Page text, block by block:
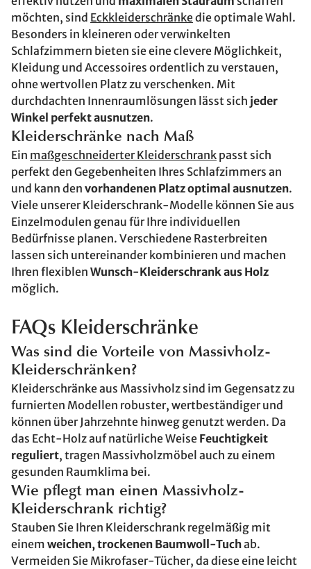
möchten, sind Eckkleiderschränkedie optimale Wahl.
Besonders in kleineren oder verwinkelten
Schlafzimmern bieten sie eine clevere Möglichkeit,
Kleidung und Accessoires ordentlich zu verstauen,
ohne wertvollen Platz zu verschenken. Mit
durchdachten Innenraumlösungen lässt sich jeder
Winkel perfekt ausnutzen.
Kleiderschränke nach Maß
Ein maßgeschneiderter Kleiderschrank passt sich
perfekt den Gegebenheiten Ihres Schlafzimmers an
und kann den vorhandenen Platz optimal ausnutzen.
Viele unserer Kleiderschrank-Modelle können Sie aus
Einzelmodulen genau für Ihre individuellen
Bedürfnisse planen. Verschiedene Rasterbreiten
lassen sich untereinander kombinieren und machen
Ihren flexiblen Wunsch-Kleiderschrank aus Holz
möglich.
FAQs Kleiderschränke
Was sind die Vorteile von Massivholz-
Kleiderschränken?
Kleiderschränke aus Massivholz sind im Gegensatz zu
furnierten Modellen robuster, wertbeständiger und
können über Jahrzehnte hinweg genutzt werden. Da
das Echt-Holz auf natürliche Weise Feuchtigkeit
reguliert, tragen Massivholzmöbel auch zu einem
gesunden Raumklima bei.
Wie pflegt man einen Massivholz-
Kleiderschrank richtig?
Stauben Sie Ihren Kleiderschrank regelmäßig mit
einem weichen, trockenen Baumwoll-Tuchab.
Vermeiden Sie Mikrofaser-Tücher, da diese eine leicht